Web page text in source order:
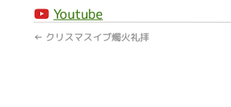
Youtube
← クリスマスイブ燭火礼拝